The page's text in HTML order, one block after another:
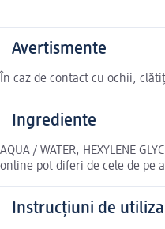
Avertismente
În caz de contact cu ochii,
Ingrediente
AQUA / WATER, HEXYLENE
online pot diferi de cele de pe
Instrucțiuni de